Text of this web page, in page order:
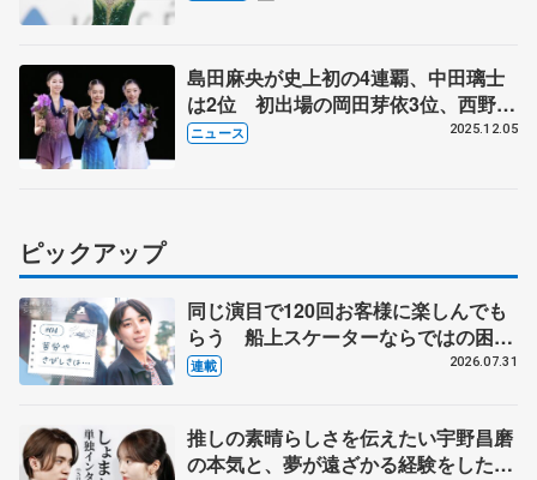
島田麻央が史上初の4連覇、中田璃士
は2位 初出場の岡田芽依3位、西野太
翔5位 ジュニアGPファイナル
ニュース 2025.12.05
ピックアップ
同じ演目で120回お客様に楽しんでも
らう 船上スケーターならではの困難
とは 影響あったPIW前キャプテン松
連載 2026.07.31
推しの素晴らしさを伝えたい宇野昌磨
の本気と、夢が遠ざかる経験をした本